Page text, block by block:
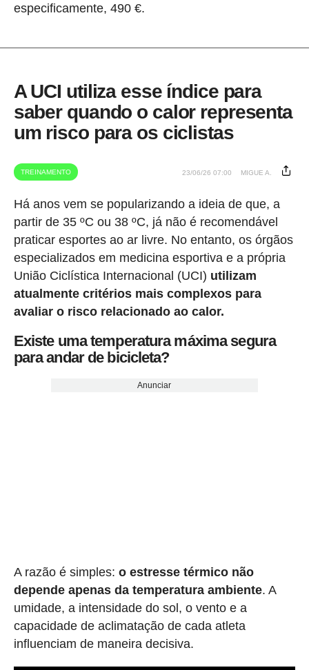
especificamente, 490 €.
A UCI utiliza esse índice para
saber quando o calor representa
um risco para os ciclistas
TREINAMENTO 23/06/26 07:00 MIGUE A.
Há anos vem se popularizando a ideia de que, a
partir de 35 ºC ou 38 ºC, já não é recomendável
praticar esportes ao ar livre. No entanto, os órgãos
especializados em medicina esportiva e a própria
União Ciclística Internacional (UCI) utilizam
atualmente critérios mais complexos para
avaliar o risco relacionado ao calor.
Existe uma temperatura máxima segura
para andar de bicicleta?
Anunciar
A razão é simples: o estresse térmico não
depende apenas da temperatura ambiente. A
umidade, a intensidade do sol, o vento e a
capacidade de aclimatação de cada atleta
influenciam de maneira decisiva.